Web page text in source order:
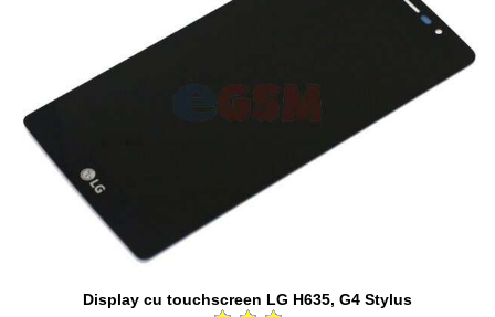
Display cu touchscreen LG H635, G4 Stylus